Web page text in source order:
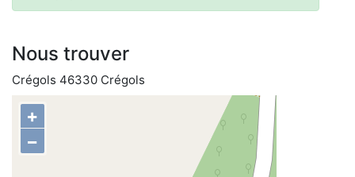
Nous trouver
Crégols 46330 Crégols
+
−